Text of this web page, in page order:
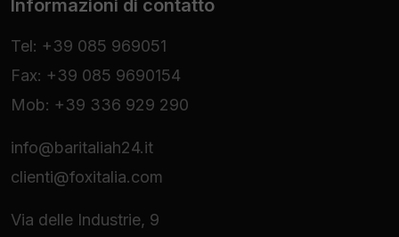
Informazioni di contatto
Tel: +39 085 969051
Fax: +39 085 9690154
Mob: +39 336 929 290
info@baritaliah24.it
clienti@foxitalia.com
Via delle Industrie, 9